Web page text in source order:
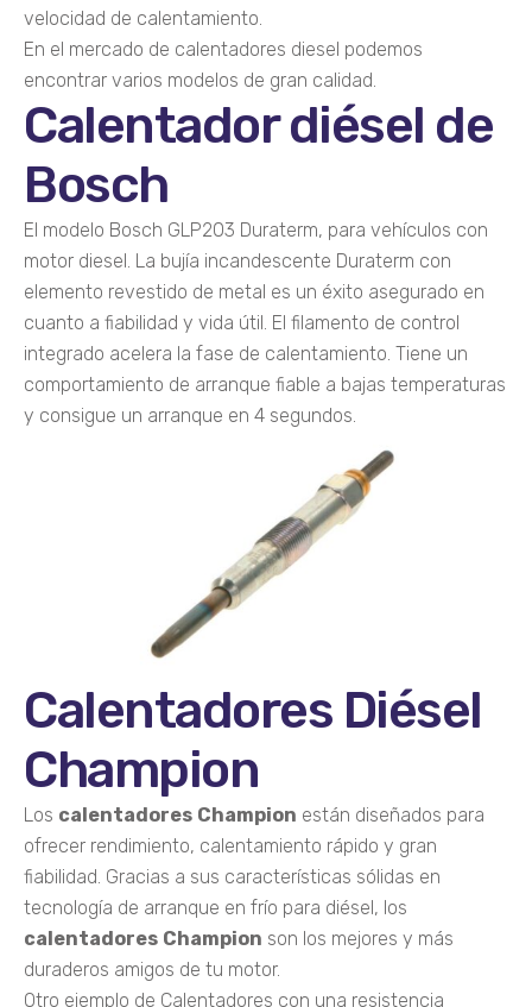
velocidad de calentamiento.
En el mercado de calentadores diesel podemos
encontrar varios modelos de gran calidad.
Calentador diésel de
Bosch
El modelo Bosch GLP203 Duraterm, para vehículos con
motor diesel. La bujía incandescente Duraterm con
elemento revestido de metal es un éxito asegurado en
cuanto a fiabilidad y vida útil. El filamento de control
integrado acelera la fase de calentamiento. Tiene un
comportamiento de arranque fiable a bajas temperaturas
y consigue un arranque en 4 segundos.
Calentadores Diésel
Champion
Los calentadores Champion están diseñados para
ofrecer rendimiento, calentamiento rápido y gran
fiabilidad. Gracias a sus características sólidas en
tecnología de arranque en frío para diésel, los
calentadores Champion son los mejores y más
duraderos amigos de tu motor.
Otro ejemplo de Calentadores con una resistencia